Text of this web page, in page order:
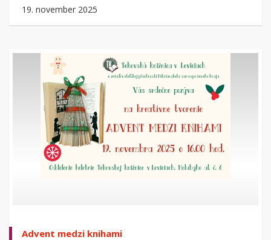
19. november 2025
Advent medzi knihami